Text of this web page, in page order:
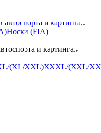
и картинга.
Носки (FIA)
и картинга.
(XL/XXL)XXXL/(XXL/